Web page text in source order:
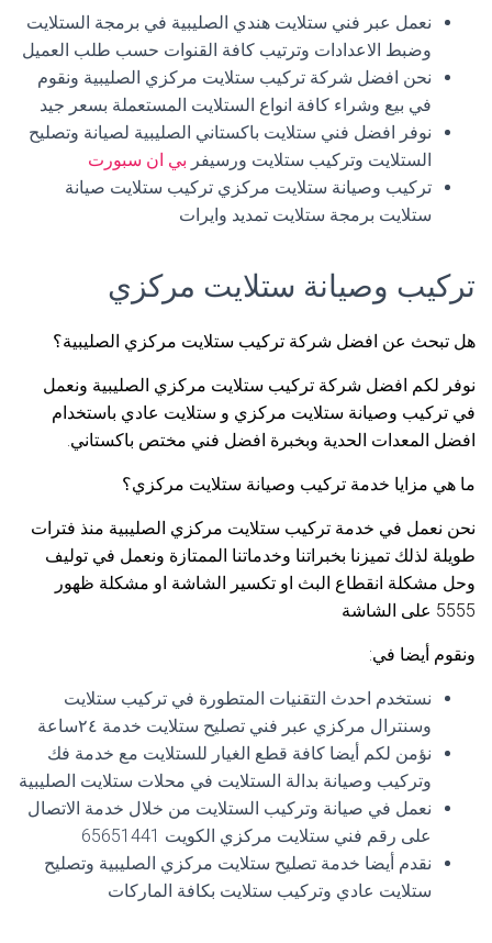
نعمل عبر فني ستلايت هندي الصليبية في برمجة الستلايت
وضبط الاعدادات وترتيب كافة القنوات حسب طلب العميل
نحن افضل شركة تركيب ستلايت مركزي الصليبية ونقوم
في بيع وشراء كافة انواع الستلايت المستعملة بسعر جيد
نوفر افضل فني ستلايت باكستاني الصليبية لصيانة وتصليح
الستلايت وتركيب ستلايت ورسيفر بي ان سبورت
تركيب وصيانة ستلايت مركزي تركيب ستلايت صيانة
ستلايت برمجة ستلايت تمديد وايرات
تركيب وصيانة ستلايت مركزي
هل تبحث عن افضل شركة تركيب ستلايت مركزي الصليبية؟
نوفر لكم افضل شركة تركيب ستلايت مركزي الصليبية ونعمل
في تركيب وصيانة ستلايت مركزي و ستلايت عادي باستخدام
افضل المعدات الحدية وبخبرة افضل فني مختص باكستاني.
ما هي مزايا خدمة تركيب وصيانة ستلايت مركزي؟
نحن نعمل في خدمة تركيب ستلايت مركزي الصليبية منذ فترات
طويلة لذلك تميزنا بخبراتنا وخدماتنا الممتازة ونعمل في توليف
وحل مشكلة انقطاع البث او تكسير الشاشة او مشكلة ظهور
5555 على الشاشة
ونقوم أيضا في:
نستخدم احدث التقنيات المتطورة في تركيب ستلايت
وسنترال مركزي عبر فني تصليح ستلايت خدمة ٢٤ساعة
نؤمن لكم أيضا كافة قطع الغيار للستلايت مع خدمة فك
وتركيب وصيانة بدالة الستلايت في محلات ستلايت الصليبية
نعمل في صيانة وتركيب الستلايت من خلال خدمة الاتصال
على رقم فني ستلايت مركزي الكويت 65651441
نقدم أيضا خدمة تصليح ستلايت مركزي الصليبية وتصليح
ستلايت عادي وتركيب ستلايت بكافة الماركات